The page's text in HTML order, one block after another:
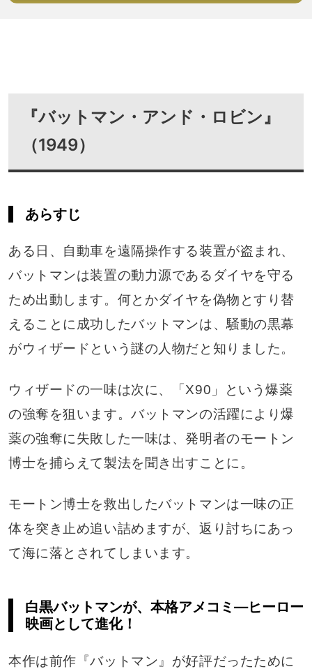
『バットマン・アンド・ロビン』
（1949）
あらすじ
ある日、自動車を遠隔操作する装置が盗まれ、
バットマンは装置の動力源であるダイヤを守る
ため出動します。何とかダイヤを偽物とすり替
えることに成功したバットマンは、騒動の黒幕
がウィザードという謎の人物だと知りました。
ウィザードの一味は次に、「X90」という爆薬
の強奪を狙います。バットマンの活躍により爆
薬の強奪に失敗した一味は、発明者のモートン
博士を捕らえて製法を聞き出すことに。
モートン博士を救出したバットマンは一味の正
体を突き止め追い詰めますが、返り討ちにあっ
て海に落とされてしまいます。
白黒バットマンが、本格アメコミ―ヒーロー
映画として進化！
本作は前作『バットマン』が好評だったために